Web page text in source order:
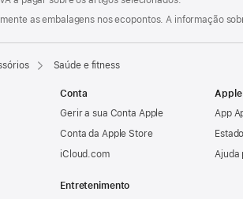
as embalagens nos ecopontos. A informação
Saúde e fitness
Conta
Gerir a sua Conta Apple
Conta da Apple Store
iCloud.com
Entretenimento
App
Ajuda